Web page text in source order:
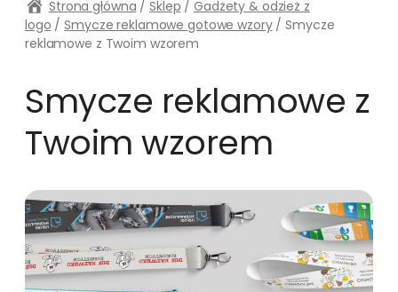
Strona główna / Sklep / Gadżety & odzież z
logo /Smycze reklamowe gotowe wzory/ Smycze
reklamowe z Twoim wzorem
Smycze reklamowe z
Twoim wzorem